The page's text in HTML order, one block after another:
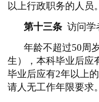
以上行政职务的人员。
第十三条 访问学
年龄不超过50周
生），本科毕业后应
毕业后应有2年以上
请人无工作年限要求。